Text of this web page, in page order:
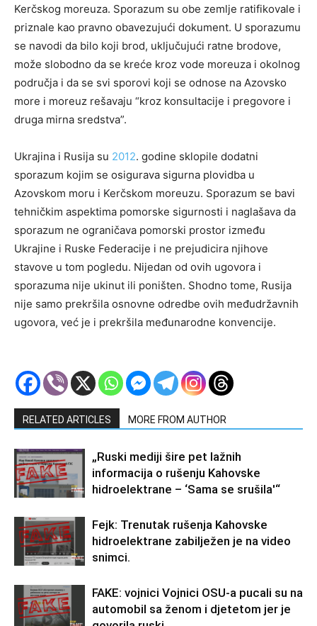
Kerčskog moreuza. Sporazum su obe zemlje ratifikovale i
priznale kao pravno obavezujući dokument. U sporazumu
se navodi da bilo koji brod, uključujući ratne brodove,
može slobodno da se kreće kroz vode moreuza i okolnog
područja i da se svi sporovi koji se odnose na Azovsko
more i moreuz rešavaju “kroz konsultacije i pregovore i
druga mirna sredstva”.
Ukrajina i Rusija su 2012. godine sklopile dodatni
sporazum kojim se osigurava sigurna plovidba u
Azovskom moru i Kerčskom moreuzu. Sporazum se bavi
tehničkim aspektima pomorske sigurnosti i naglašava da
sporazum ne ograničava pomorski prostor između
Ukrajine i Ruske Federacije i ne prejudicira njihove
stavove u tom pogledu. Nijedan od ovih ugovora i
sporazuma nije ukinut ili poništen. Shodno tome, Rusija
nije samo prekršila osnovne odredbe ovih međudržavnih
ugovora, već je i prekršila međunarodne konvencije.
RELATED ARTICLES MORE FROM AUTHOR
„Ruski mediji šire pet lažnih
informacija o rušenju Kahovske
hidroelektrane – ‘Sama se srušila'“
Fejk: Trenutak rušenja Kahovske
hidroelektrane zabilježen je na video
snimci.
FAKE: vojnici Vojnici OSU-a pucali su na
automobil sa ženom i djetetom jer je